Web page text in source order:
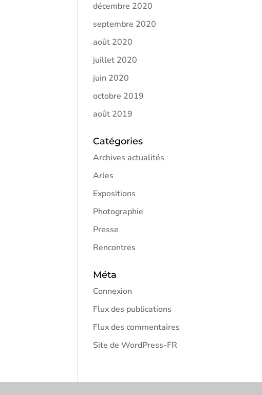
décembre 2020
septembre 2020
août 2020
juillet 2020
juin 2020
octobre 2019
août 2019
Catégories
Archives actualités
Arles
Expositions
Photographie
Presse
Rencontres
Méta
Connexion
Flux des publications
Flux des commentaires
Site de WordPress-FR